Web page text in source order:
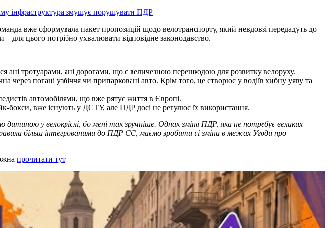
інфраструктура змушує порушувати ПДР
вже сформувала пакет пропозицій щодо велотранспорту, який невдовзі передадуть до
цього потрібно ухвалювати відповідне законодавство.
ані тротуарами, ані дорогами, що є величезною перешкодою для розвитку велоруху.
погані узбіччя чи припарковані авто. Крім того, це створює у водіїв хибну уяву та
автомобілями, що вже рятує життя в Європі.
бокси, вже існують у ДСТУ, але ПДР досі не регулює їх використання.
у велокріслі, бо мені так зручніше. Однак зміна ПДР, яка не потребує великих
більш інтегрованими до ПДР ЄС, маємо зробити ці зміни в межах Угоди про
прочитати тут.